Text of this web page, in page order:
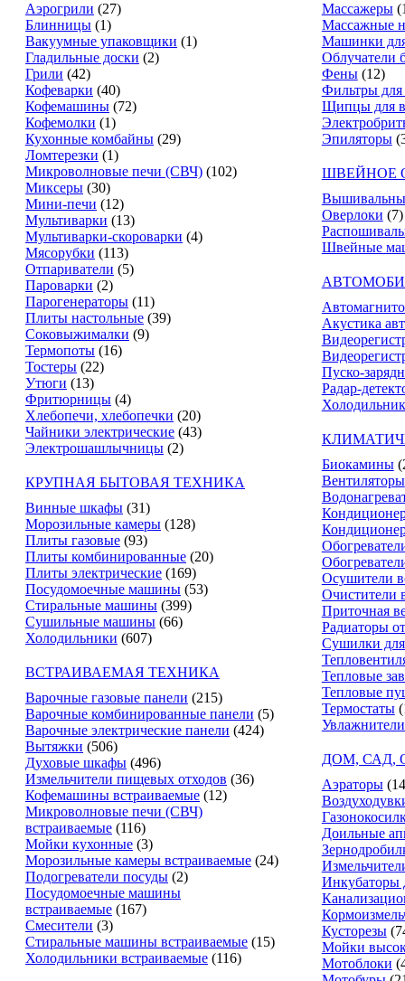
Аэрогрили (27)
Блинницы (1)
Вакуумные упаковщики (1)
Гладильные доски (2)
Грили (42)
Кофеварки (40)
Кофемашины (72)
Кофемолки (1)
Кухонные комбайны (29)
Ломтерезки (1)
Микроволновые печи (СВЧ) (102)
Миксеры (30)
Мини-печи (12)
Мультиварки (13)
Мультиварки-скороварки (4)
Мясорубки (113)
Отпариватели (5)
Пароварки (2)
Парогенераторы (11)
Плиты настольные (39)
Соковыжималки (9)
Термопоты (16)
Тостеры (22)
Утюги (13)
Фритюрницы (4)
Хлебопечи, хлебопечки (20)
Чайники электрические (43)
Электрошашлычницы (2)
КРУПНАЯ БЫТОВАЯ ТЕХНИКА
Винные шкафы (31)
Морозильные камеры (128)
Плиты газовые (93)
Плиты комбинированные (20)
Плиты электрические (169)
Посудомоечные машины (53)
Стиральные машины (399)
Сушильные машины (66)
Холодильники (607)
ВСТРАИВАЕМАЯ ТЕХНИКА
Варочные газовые панели (215)
Варочные комбинированные панели (5)
Варочные электрические панели (424)
Вытяжки (506)
Духовые шкафы (496)
Измельчители пищевых отходов (36)
Кофемашины встраиваемые (12)
Микроволновые печи (СВЧ)
встраиваемые (116)
Мойки кухонные (3)
Морозильные камеры встраиваемые (24)
Подогреватели посуды (2)
Посудомоечные машины
встраиваемые (167)
Смесители (3)
Стиральные машины встраиваемые (15)
Холодильники встраиваемые (116)
Массажеры
Массажные
Машинки
Облучатели
Фены (12)
Фильтры
Щипцы для
Эпиляторы
ШВЕЙНОЕ
Оверлоки (7)
Швейные
Акустика
Пуско-
Радар-
Биокамины
Вентиляторы
Осушители
Очистители
Приточная
Радиаторы
Сушилки
Тепловые
Тепловые
Термостаты
ДОМ, САД,
Аэраторы
Доильные
Инкубаторы
Кусторезы
Мойки
Мотоблоки